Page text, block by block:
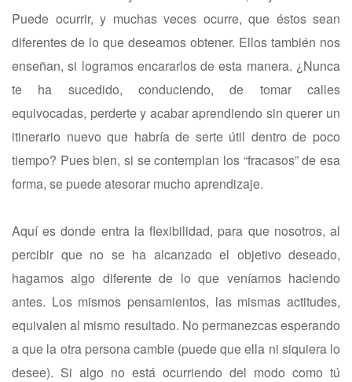
Puede ocurrir, y muchas veces ocurre, que éstos sean
diferentes de lo que deseamos obtener. Ellos también nos
enseñan, si logramos encararlos de esta manera. ¿Nunca
te ha sucedido, conduciendo, de tomar calles
equivocadas, perderte y acabar aprendiendo sin querer un
itinerario nuevo que habría de serte útil dentro de poco
tiempo? Pues bien, si se contemplan los “fracasos” de esa
forma, se puede atesorar mucho aprendizaje.
Aquí es donde entra la flexibilidad, para que nosotros, al
percibir que no se ha alcanzado el objetivo deseado,
hagamos algo diferente de lo que veníamos haciendo
antes. Los mismos pensamientos, las mismas actitudes,
equivalen al mismo resultado. No permanezcas esperando
a que la otra persona cambie (puede que ella ni siquiera lo
desee). Si algo no está ocurriendo del modo como tú